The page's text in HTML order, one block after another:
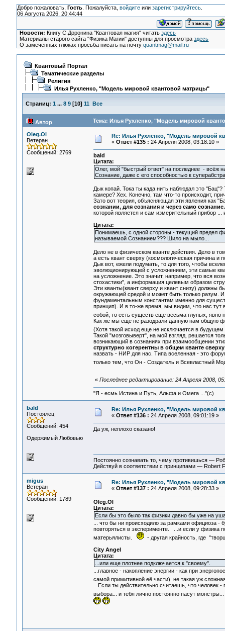
Добро пожаловать, Гость. Пожалуйста, войдитеили зарегистрируйтесь.
06 Августа 2026, 20:44:44
Новости: Книгу С.Доронина "Квантовая магия" читатьздесь
Материалы старого сайта "Физика Магии" доступны для просмотраздесь
О замеченных глюках просьба писать на почтуquantmag@mail.ru
Квантовый Портал
Тематические разделы
Религия
Илья Рухленко, "Модель мировой квантовой матрицы"
Страниц: 1 ... 8 9[10] 11 Все
Автор Тема: Илья Рухленко, "Модель мировой
Oleg.Ol
Ветеран
Сообщений: 2769
Re: Илья Рухленко, "Модель мировой
« Ответ #135 : 24 Апреля 2008, 03:18:10 »
bald
Цитата:
Олег, мой "быстрый ответ" на последнее - всёж
Сознание, даже с его способностью к
Дык копай. Тока ты када нить наблюдал это
камере? Хех. Конечно, там что-то происходит,
Зато вот теория, объясняющая эти явления как
сознании, для сознания и через само сознание.
которой является и сам измерительный прибор
Цитата:
Понимаешь, с одной стороны - текущий предел
называемой Сознанием??? Шило на мыло...
Дело не в физическом кванте действия. Дело в
а есть квант сверху (космологическая причина
Дык вот, ежели подумать, то для того, чтобы
эволюционирующей с усложнением, эти самые
на усложнение. Это значит, например, что вся
стохастики", а информация целевым образом
Эти кванты(квант сверху и квант снизу) должны
окружающей средой и может быть только разум.
фундаментальным константам именно для
принцип). И в то-же время, мы видим, что нас
собой, то есть существ еще весьма глупых,
Как же мы еще не разодрали данную нам общую
(Хотя такой исход еще не исключается в будущем
Такой "мозговыверт", на мой взгляд, решается
возникающий в сознаниях при взаимообщении
структурно когерентны в общем кванте сверху
назвать - НИР для нас. Типа вселенная - это
только тем, что Он - Создатель и Всевластный
« Последнее редактирование: 24 Апреля 2008,
"Я - есмь Истина и Путь, Альфа и Омега ..."(с)
bald
Постоялец
Сообщений: 454
Одержимый Любовью
Re: Илья Рухленко, "Модель мировой
« Ответ #136 : 24 Апреля 2008, 09:01:19 »
Да уж, неплохо сказано!
Постоянно сознавать то, чему противишься —
Действуй в соответствии с принципами — Robert
migus
Ветеран
Сообщений: 1789
Re: Илья Рухленко, "Модель мировой
« Ответ #137 : 24 Апреля 2008, 09:28:33 »
Oleg.Ol
Цитата:
Если бы это было так физики давно бы уже на
... что бы ни происходило за рамками официоза -
повторяться в эксперименте. ...и если у физика
матерьялисты.
- другая крайность, где
City Angel
Цитата:
...или еще плотнее подключается к "своему".
...главное - накопление энергии - как при
самой примитивной её части) не такая уж
Если ты действительно считаешь, что человек -
выбора... и тебя лично постоянно пасут